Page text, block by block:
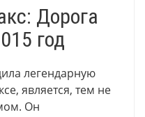
Дорога
год
легендарную
является, тем не
Он